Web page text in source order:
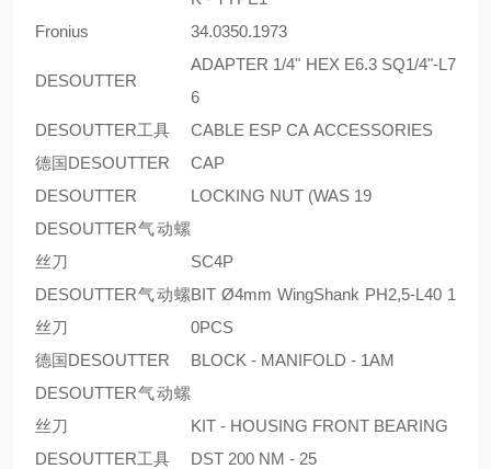
Fronius
34.0350.1973
DESOUTTER
ADAPTER 1/4" HEX E6.3 SQ1/4"-L7
6
DESOUTTER工具
CABLE ESP CA ACCESSORIES
德国DESOUTTER
CAP
DESOUTTER
LOCKING NUT (WAS 19
DESOUTTER气动螺
丝刀
SC4P
DESOUTTER气动螺
丝刀
BIT Ø4mm WingShank PH2,5-L40 1
0PCS
德国DESOUTTER
BLOCK - MANIFOLD - 1AM
DESOUTTER气动螺
丝刀
KIT - HOUSING FRONT BEARING
DESOUTTER工具
DST 200 NM - 25